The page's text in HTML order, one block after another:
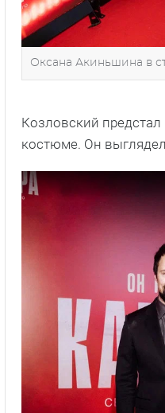
Оксана Акиньшина в
Козловский
костюме. Он